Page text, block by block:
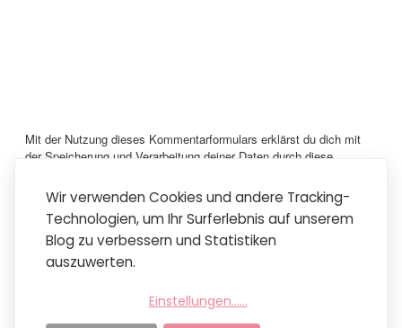
Mit der Nutzung dieses Kommentarformulars erklärst du dich mit
der Speicherung und Verarbeitung deiner Daten durch diese
Vielen lieben Dank für dein Kommentar!
Neuerer Post
Älterer Post
Startseite
Mobile Version anzeigen
Kommentare zum Post (Atom)
Wir verwenden Cookies und andere Tracking-
Technologien, um Ihr Surferlebnis auf unserem
Blog zu verbessern und Statistiken
auszuwerten.
Einstellungen......